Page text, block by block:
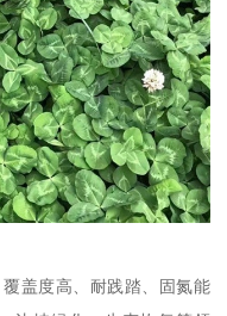
盖度高、耐践踏、固氮能